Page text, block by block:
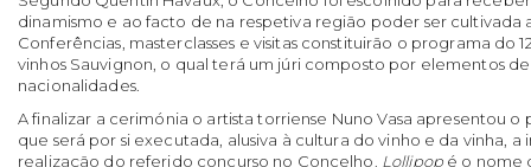
dinamismo e ao facto de na respetiva região poder ser cultivada
Conferências, masterclasses e visitas constituirão o programa do
vinhos Sauvignon, o qual terá um júri composto por elementos
nacionalidades.
A finalizar a cerimónia o artista torriense Nuno Vasa apresentou
que será por si executada, alusiva à cultura do vinho e da vinha,
realização do referido concurso no Concelho. Lollipopé o nome